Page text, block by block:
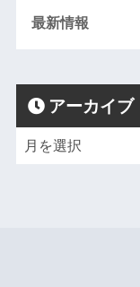
最新情報
アーカイブ